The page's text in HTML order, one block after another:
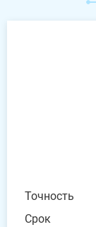
Точность
Срок